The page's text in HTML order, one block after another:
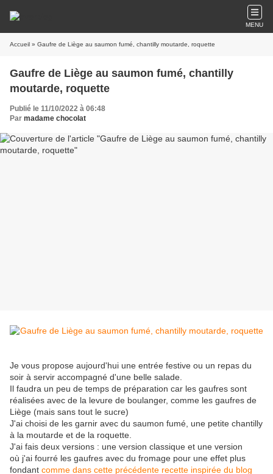
MENU
Accueil » Gaufre de Liège au saumon fumé, chantilly moutarde, roquette
Gaufre de Liège au saumon fumé, chantilly
moutarde, roquette
Publié le 11/10/2022 à 06:48
Par madame chocolat
Je vous propose aujourd'hui une entrée festive ou un repas du
soir à servir accompagné d'une belle salade.
Il faudra un peu de temps de préparation car les gaufres sont
réalisées avec de la levure de boulanger, comme les gaufres de
Liège (mais sans tout le sucre)
J'ai choisi de les garnir avec du saumon fumé, une petite chantilly
à la moutarde et de la roquette.
J'ai fais deux versions : une version classique et une version
où j'ai fourré les gaufres avec du fromage pour une effet plus
fondant comme dans cette précédente recette inspirée du blog